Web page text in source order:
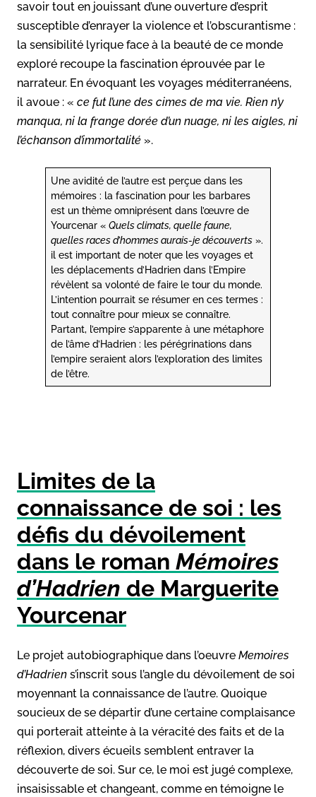
savoir tout en jouissant d’une ouverture d’esprit
susceptible d’enrayer la violence et l’obscurantisme :
la sensibilité lyrique face à la beauté de ce monde
exploré recoupe la fascination éprouvée par le
narrateur. En évoquant les voyages méditerranéens,
il avoue : « ce fut l’une des cimes de ma vie. Rien n’y
manqua, ni la frange dorée d’un nuage, ni les aigles, ni
l’échanson d’immortalité ».
Une avidité de l’autre est perçue dans les
mémoires : la fascination pour les barbares
est un thème omniprésent dans l’œuvre de
Yourcenar «Quels climats, quelle faune,
quelles races d’hommes aurais-je découverts ».
il est important de noter que les voyages et
les déplacements d’Hadrien dans l’Empire
révèlent sa volonté de faire le tour du monde.
L’intention pourrait se résumer en ces termes :
tout connaître pour mieux se connaître.
Partant, l’empire s’apparente à une métaphore
de l’âme d’Hadrien : les pérégrinations dans
l’empire seraient alors l’exploration des limites
de l’être.
Limites de la
connaissance de soi : les
défis du dévoilement
dans le roman Mémoires
d’Hadrien de Marguerite
Yourcenar
Le projet autobiographique dans l’oeuvre Memoires
d’Hadrien s’inscrit sous l’angle du dévoilement de soi
moyennant la connaissance de l’autre. Quoique
soucieux de se départir d’une certaine complaisance
qui porterait atteinte à la véracité des faits et de la
réflexion, divers écueils semblent entraver la
découverte de soi. Sur ce, le moi est jugé complexe,
insaisissable et changeant, comme en témoigne le